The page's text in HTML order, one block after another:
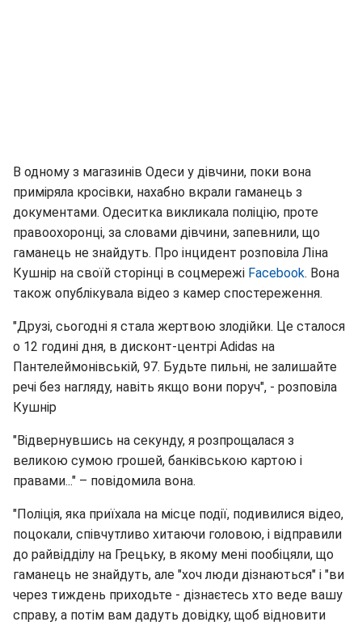
В одному з магазинів Одеси у дівчини, поки вона
приміряла кросівки, нахабно вкрали гаманець з
документами. Одеситка викликала поліцію, проте
правоохоронці, за словами дівчини, запевнили, що
гаманець не знайдуть. Про інцидент розповіла Ліна
Кушнір на своїй сторінці в соцмережі Facebook. Вона
також опублікувала відео з камер спостереження.
"Друзі, сьогодні я стала жертвою злодійки. Це сталося
о 12 годині дня, в дисконт-центрі Adidas на
Пантелеймонівській, 97. Будьте пильні, не залишайте
речі без нагляду, навіть якщо вони поруч", - розповіла
Кушнір
"Відвернувшись на секунду, я розпрощалася з
великою сумою грошей, банківською картою і
правами..." – повідомила вона.
"Поліція, яка приїхала на місце події, подивилися відео,
поцокали, співчутливо хитаючи головою, і відправили
до райвідділу на Грецьку, в якому мені пообіцяли, що
гаманець не знайдуть, але "хоч люди дізнаються" і "ви
через тиждень приходьте - дізнаєтесь хто веде вашу
справу, а потім вам дадуть довідку, щоб відновити